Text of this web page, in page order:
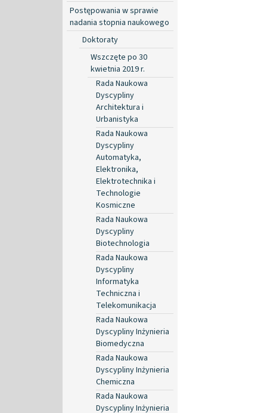
Postępowania w sprawie
nadania stopnia naukowego
Doktoraty
Wszczęte po 30
kwietnia 2019 r.
Rada Naukowa
Dyscypliny
Architektura i
Urbanistyka
Rada Naukowa
Dyscypliny
Automatyka,
Elektronika,
Elektrotechnika i
Technologie
Kosmiczne
Rada Naukowa
Dyscypliny
Biotechnologia
Rada Naukowa
Dyscypliny
Informatyka
Techniczna i
Telekomunikacja
Rada Naukowa
Dyscypliny Inżynieria
Biomedyczna
Rada Naukowa
Dyscypliny Inżynieria
Chemiczna
Rada Naukowa
Dyscypliny Inżynieria